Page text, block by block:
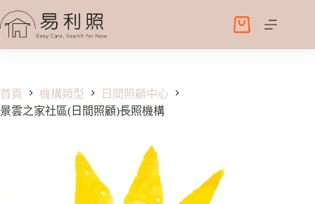
至
容
購
物
首頁 機構類型
日間照顧中心
景雲之家社區(日間照顧)長照機構